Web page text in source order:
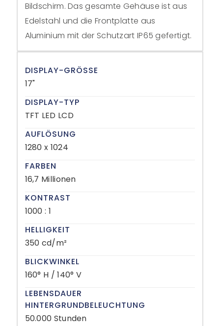
Bildschirm. Das gesamte Gehäuse ist aus
Edelstahl und die Frontplatte aus
Aluminium mit der Schutzart IP65 gefertigt.
DISPLAY-GRÖSSE
17"
DISPLAY-TYP
TFT LED LCD
AUFLÖSUNG
1280 x 1024
FARBEN
16,7 Millionen
KONTRAST
1000 : 1
HELLIGKEIT
350 cd/m²
BLICKWINKEL
160° H / 140° V
LEBENSDAUER
HINTERGRUNDBELEUCHTUNG
50.000 Stunden